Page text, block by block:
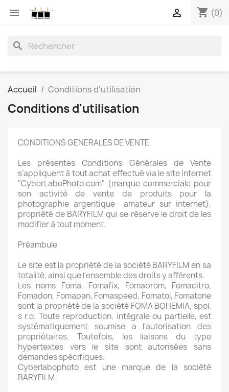
 shopping_cart (0)

search
Accueil Conditions d'utilisation
Conditions d'utilisation
CONDITIONS GENERALES DE VENTE
Les présentes Conditions Générales de Vente
s’appliquent à tout achat effectué via le site Internet
"CyberLaboPhoto.com" (marque commerciale pour
son activité de vente de produits pour la
photographie argentique amateur sur internet),
propriété de BARYFILM qui se réserve le droit de les
modifier à tout moment.
Préambule
Le site est la propriété de la société BARYFILM en sa
totalité, ainsi que l'ensemble des droits y afférents.
Les noms Foma, Fomafix, Fomabrom, Fomacitro,
Fomadon, Fomapan, Fomaspeed, Fomatol, Fomatone
sont la propriété de la société FOMA BOHEMIA, spol.
s r.o. Toute reproduction, intégrale ou partielle, est
systématiquement soumise a l'autorisation des
propriétaires. Toutefois, les liaisons du type
hypertextes vers le site sont autorisées sans
demandes spécifiques.
Cyberlabophoto est une marque de la société
BARYFILM.